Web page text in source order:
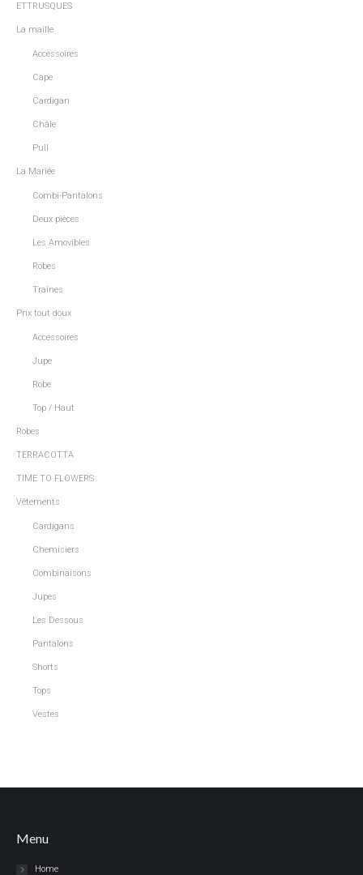
ETTRUSQUES
La maille
Accessoires
Cape
Cardigan
Châle
Pull
La Mariée
Combi-Pantalons
Deux pièces
Les Amovibles
Robes
Traînes
Prix tout doux
Accessoires
Jupe
Robe
Top / Haut
Robes
TERRACOTTA
TIME TO FLOWERS
Vêtements
Cardigans
Chemisiers
Combinaisons
Jupes
Les Dessous
Pantalons
Shorts
Tops
Vestes
Menu
Home